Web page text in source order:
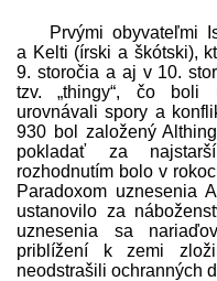
Prvými obyvateľmi
a Kelti (írski a škótski),
9. storočia a aj v 10.
tzv. „thingy“, čo boli
urovnávali spory a
930 bol založený
pokladať za
rozhodnutím bolo v
Paradoxom uznesenia
ustanovilo za
uznesenia sa
priblížení k zemi
neodstrašili ochranných